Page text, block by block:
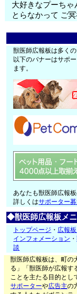
大好きなプーちゃ
とらなかって ご
獣医師広報板は多く
以下のバナーはサポ
ます。
あなたも獣医師広報
詳しくはサポーター
◆獣医師広報板メ
トップページ ・ 広報
インフォメーション ・
談
獣医師広報板は、町の
る」「獣医師が広報す
ことを主たる目的とし
サポーターや広告主の